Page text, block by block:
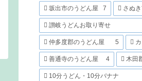
坂出市のうどん屋 7 さぬ
讃岐うどんお取り寄せ
仲多度郡のうどん屋 5
善通寺のうどん屋 4 木田
10分うどん・10分バナナ